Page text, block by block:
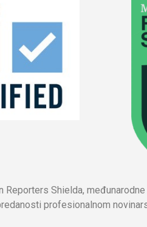
Reporters Shielda,
profesionalnom